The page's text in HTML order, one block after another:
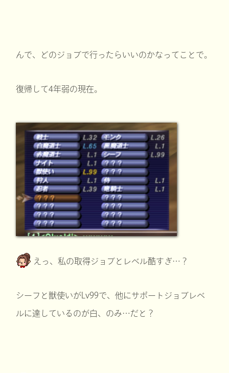
んで、どのジョブで行ったらいいのかなってことで。
復帰して4年弱の現在。
えっ、私の取得ジョブとレベル酷すぎ…？
シーフと獣使いがLv99で、他にサポートジョブレベ
ルに達しているのが白、のみ…だと？